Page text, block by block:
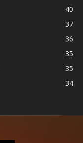
40
37
36
35
35
34